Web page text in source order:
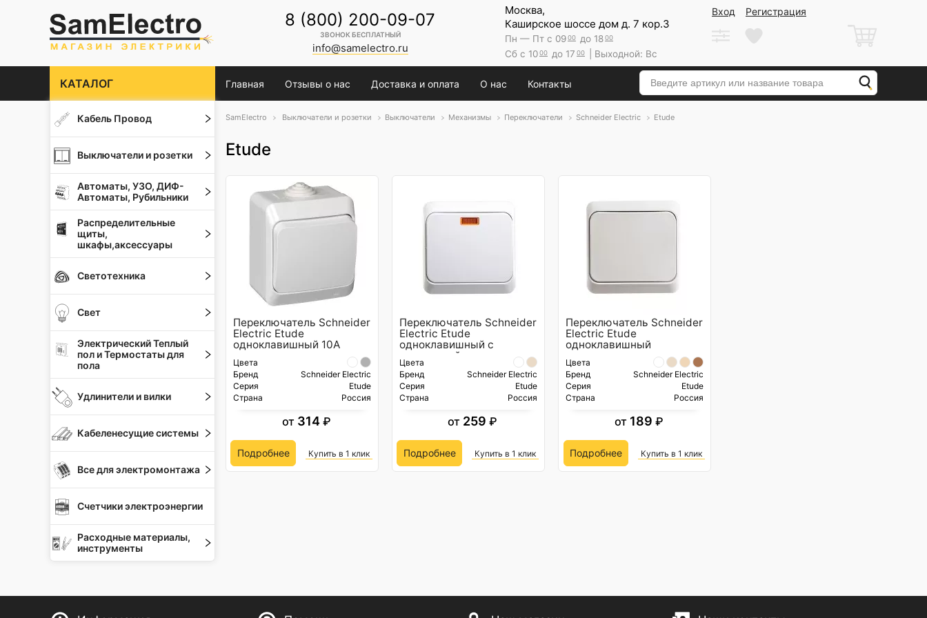
8 (800) 200-09-07
ЗВОНОК БЕСПЛАТНЫЙ
info@samelectro.ru
Москва,
Каширское шоссе дом д. 7 кор.3
Пн — Пт с 0900 до 1800
Сб с 1000 до 17 00 | Выходной: Вс
Вход Регистрация
КАТАЛОГ Главная Отзывы о нас Доставка и оплата О нас Контакты
Кабель Провод
Выключатели и розетки
Автоматы, УЗО, ДИФ-
Автоматы, Рубильники
Распределительные
щиты,
шкафы,аксессуары
Светотехника
Свет
Электрический Теплый
пол и Термостаты для
пола
Удлинители и вилки
Кабеленесущие системы
Все для электромонтажа
Счетчики электроэнергии
Расходные материалы,
инструменты
SamElectro Выключатели и розетки Выключатели Механизмы Переключатели Schneider Electric Etude
Etude
Переключатель Schneider
Electric Etude
одноклавишный 10А
Цвета
Бренд
Schneider Electric
Серия
Etude
Страна
Россия
от 314 ₽
Подробнее Купить в 1 клик
Переключатель Schneider
Electric Etude
одноклавишный с
подсветкой
Цвета
Бренд
Schneider Electric
Серия
Etude
Страна
Россия
от 259₽
Подробнее Купить в 1 клик
Переключатель Schneider
Electric Etude
одноклавишный
Цвета
Бренд
Schneider Electric
Серия
Etude
Страна
Россия
от 189₽
Подробнее Купить в 1 клик